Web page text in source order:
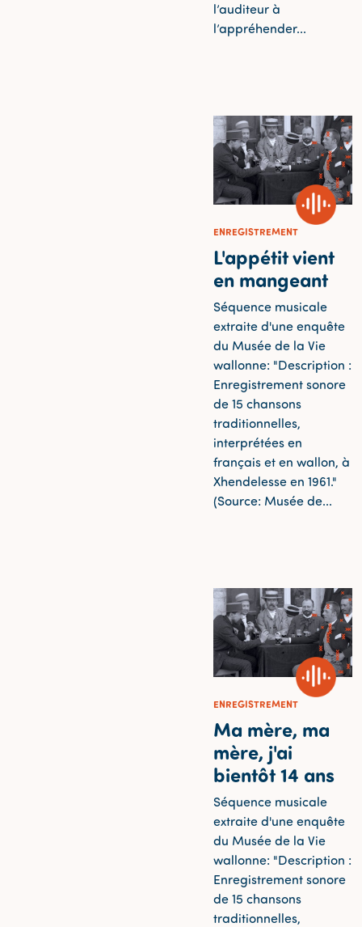
l’auditeur à
l’appréhender...
ENREGISTREMENT
L'appétit vient
en mangeant
Séquence musicale
extraite d'une enquête
du Musée de la Vie
wallonne: "Description :
Enregistrement sonore
de 15 chansons
traditionnelles,
interprétées en
français et en wallon, à
Xhendelesse en 1961."
(Source: Musée de...
ENREGISTREMENT
Ma mère, ma
mère, j'ai
bientôt 14 ans
Séquence musicale
extraite d'une enquête
du Musée de la Vie
wallonne: "Description :
Enregistrement sonore
de 15 chansons
traditionnelles,